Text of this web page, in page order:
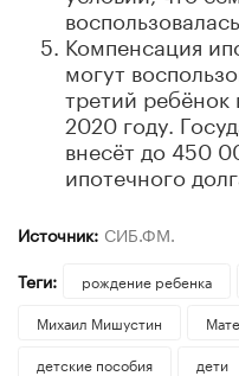
Компенсация
могут
третий ребёнок
2020 году.
внесёт до 450
ипотечного
Источник: СИБ.ФМ.
Теги:
рождение ребенка
Михаил Мишустин
детские пособия
дети